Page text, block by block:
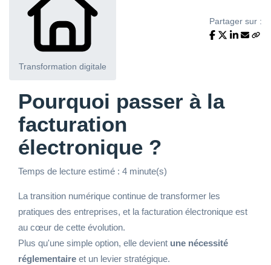
Transformation digitale
Partager sur :
Pourquoi passer à la
facturation
électronique ?
Temps de lecture estimé : 4 minute(s)
La transition numérique continue de transformer les
pratiques des entreprises, et la facturation électronique est
au cœur de cette évolution.
Plus qu'une simple option, elle devient une nécessité
réglementaire et un levier stratégique.